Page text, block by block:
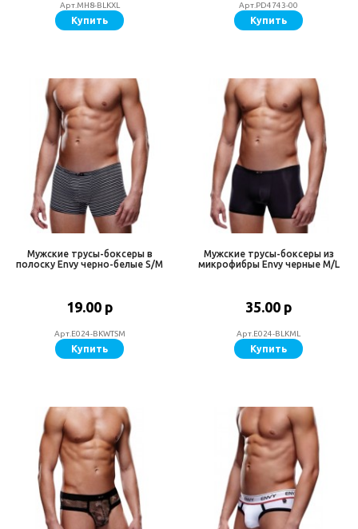
Арт.MH8-BLKXL
Купить
Арт.PD4743-00
Купить
Мужские трусы-боксеры в
полоску Envy черно-белые S/M
19.00 р
Арт.E024-BKWTSM
Купить
Мужские трусы-боксеры из
микрофибры Envy черные M/L
35.00 р
Арт.E024-BLKML
Купить